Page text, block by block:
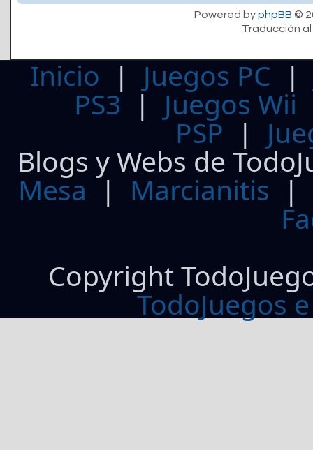
Powered byphpBB ©
Traducción
Inicio | Juegos PC
PS3| Juegos Wii
PSP |
Blogs y Webs de
Mesa | Marcianitis |
Copyright
TodoJuegos